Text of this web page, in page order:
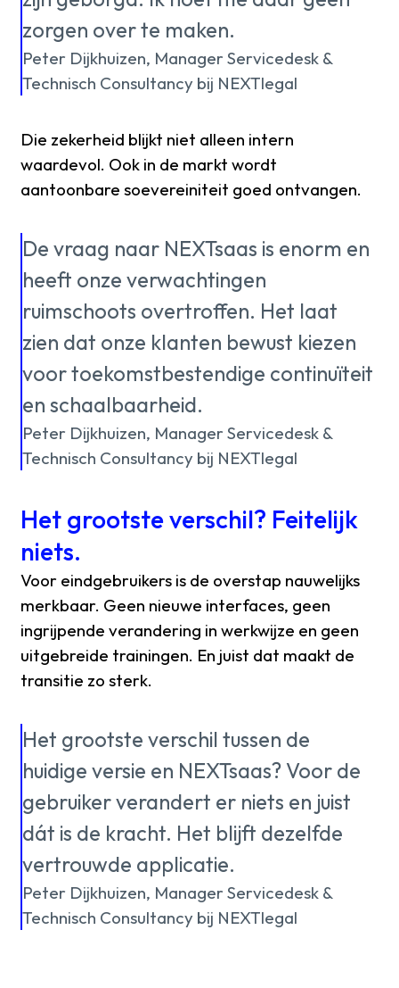
zorgen over te maken.
Peter Dijkhuizen, Manager Servicedesk &
Technisch Consultancy bij NEXTlegal
Die zekerheid blijkt niet alleen intern
waardevol. Ook in de markt wordt
aantoonbare soevereiniteit goed ontvangen.
De vraag naar NEXTsaas is enorm en
heeft onze verwachtingen
ruimschoots overtroffen. Het laat
zien dat onze klanten bewust kiezen
voor toekomstbestendige continuïteit
en schaalbaarheid.
Peter Dijkhuizen, Manager Servicedesk &
Technisch Consultancy bij NEXTlegal
Het grootste verschil? Feitelijk
niets.
Voor eindgebruikers is de overstap nauwelijks
merkbaar. Geen nieuwe interfaces, geen
ingrijpende verandering in werkwijze en geen
uitgebreide trainingen. En juist dat maakt de
transitie zo sterk.
Het grootste verschil tussen de
huidige versie en NEXTsaas? Voor de
gebruiker verandert er niets en juist
dát is de kracht. Het blijft dezelfde
vertrouwde applicatie.
Peter Dijkhuizen, Manager Servicedesk &
Technisch Consultancy bij NEXTlegal